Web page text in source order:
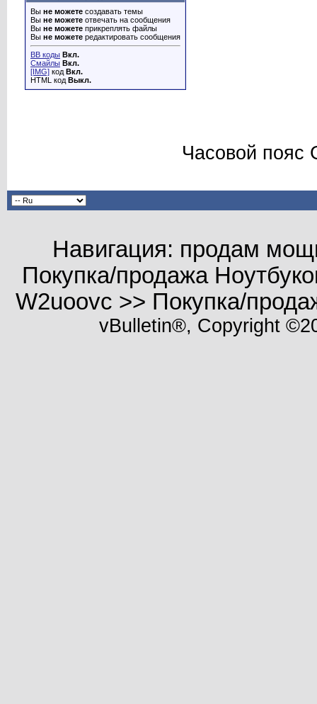
Вы не можете создавать темы
Вы не можете отвечать на сообщения
Вы не можете прикреплять файлы
Вы не можете редактировать сообщения
BB коды Вкл.
Смайлы Вкл.
[IMG] код Вкл.
HTML код Выкл.
Часовой пояс
Навигация: продам
Покупка/продажа
W2uoovc >> Покупка/
vBulletin®, Copyright